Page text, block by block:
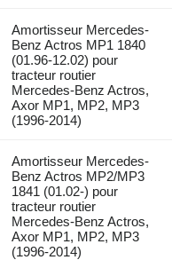
Amortisseur Mercedes-
Benz Actros MP1 1840
(01.96-12.02) pour
tracteur routier
Mercedes-Benz Actros,
Axor MP1, MP2, MP3
(1996-2014)
Amortisseur Mercedes-
Benz Actros MP2/MP3
1841 (01.02-) pour
tracteur routier
Mercedes-Benz Actros,
Axor MP1, MP2, MP3
(1996-2014)